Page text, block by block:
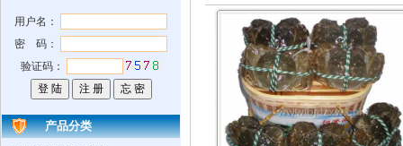
用户名：
密 码：
验证码：
产品分类